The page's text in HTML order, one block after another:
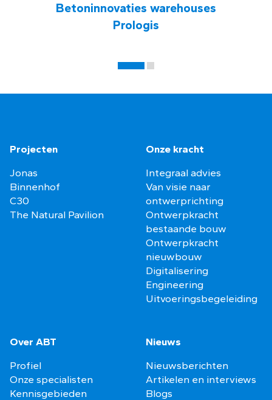
Betoninnovaties warehouses
Prologis
Projecten
Jonas
Binnenhof
C30
The Natural Pavilion
Onze kracht
Integraal advies
Van visie naar
ontwerprichting
Ontwerpkracht
bestaande bouw
Ontwerpkracht
nieuwbouw
Digitalisering
Engineering
Uitvoeringsbegeleiding
Over ABT
Profiel
Onze specialisten
Kennisgebieden
Nieuws
Nieuwsberichten
Artikelen en interviews
Blogs